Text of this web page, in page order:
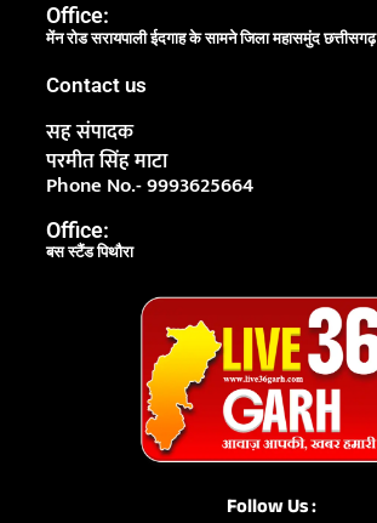
Office:
मेंन रोड सरायपाली ईदगाह के सामने जिला महासमुंद छत्तीसगढ़
Contact us
सह संपादक
परमीत सिंह माटा
Phone No.- 9993625664
Office:
बस स्टैंड पिथौरा
Follow Us :